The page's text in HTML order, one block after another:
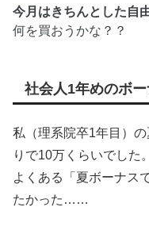
今月はきちんとした自
何を買おうかな？？
社会人1年めのボ
私（理系院卒1年目）
りで10万くらいでした。
よくある「夏ボーナス
たかった……